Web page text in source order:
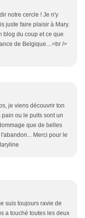
notre cercle ! Je n'y
juste faire plaisir à Mary.
blog du coup et ce que
de Belgique....<br />
je viens découvrir ton
ou le puits sont un
que de belles
Merci pour le
suis toujours ravie de
a touché toutes les deux